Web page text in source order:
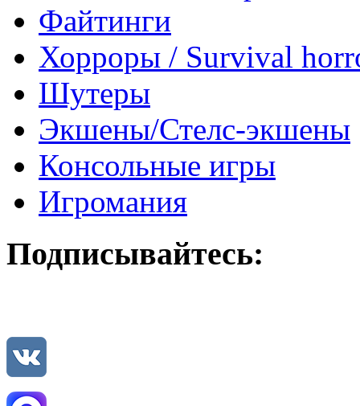
Файтинги
Хорроры / Survival
Шутеры
Экшены/Стелс-экшены
Консольные игры
Игромания
Подписывайтесь: